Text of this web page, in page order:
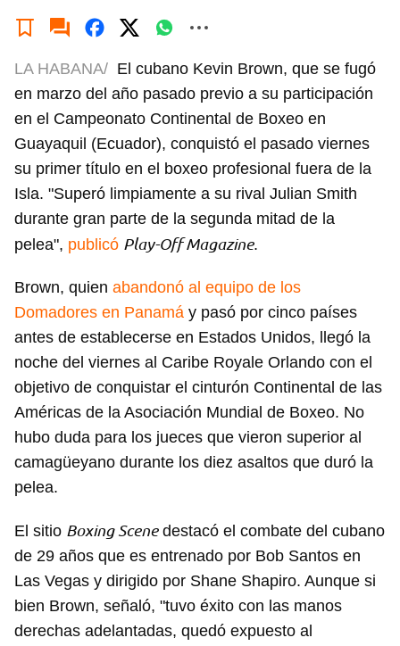
LA HABANA/ El cubano Kevin Brown, que se fugó
en marzo del año pasado previo a su participación
en el Campeonato Continental de Boxeo en
Guayaquil (Ecuador), conquistó el pasado viernes
su primer título en el boxeo profesional fuera de la
Isla. "Superó limpiamente a su rival Julian Smith
durante gran parte de la segunda mitad de la
pelea", publicó Play-Off Magazine.
Brown, quien abandonó al equipo de los
Domadores en Panamá y pasó por cinco países
antes de establecerse en Estados Unidos, llegó la
noche del viernes al Caribe Royale Orlando con el
objetivo de conquistar el cinturón Continental de las
Américas de la Asociación Mundial de Boxeo. No
hubo duda para los jueces que vieron superior al
camagüeyano durante los diez asaltos que duró la
pelea.
El sitio Boxing Scenedestacó el combate del cubano
de 29 años que es entrenado por Bob Santos en
Las Vegas y dirigido por Shane Shapiro. Aunque si
bien Brown, señaló, "tuvo éxito con las manos
derechas adelantadas, quedó expuesto al